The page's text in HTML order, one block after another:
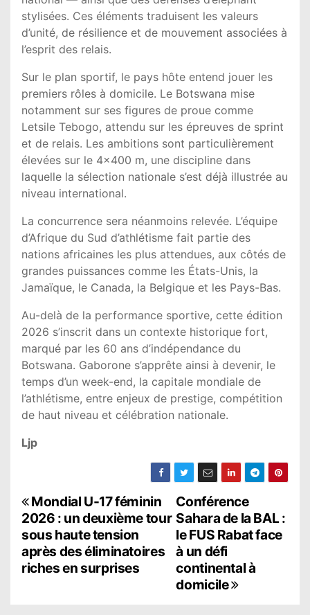
stylisées. Ces éléments traduisent les valeurs
d’unité, de résilience et de mouvement associées à
l’esprit des relais.
Sur le plan sportif, le pays hôte entend jouer les
premiers rôles à domicile. Le Botswana mise
notamment sur ses figures de proue comme
Letsile Tebogo, attendu sur les épreuves de sprint
et de relais. Les ambitions sont particulièrement
élevées sur le 4×400 m, une discipline dans
laquelle la sélection nationale s’est déjà illustrée au
niveau international.
La concurrence sera néanmoins relevée. L’équipe
d’Afrique du Sud d’athlétisme fait partie des
nations africaines les plus attendues, aux côtés de
grandes puissances comme les États-Unis, la
Jamaïque, le Canada, la Belgique et les Pays-Bas.
Au-delà de la performance sportive, cette édition
2026 s’inscrit dans un contexte historique fort,
marqué par les 60 ans d’indépendance du
Botswana. Gaborone s’apprête ainsi à devenir, le
temps d’un week-end, la capitale mondiale de
l’athlétisme, entre enjeux de prestige, compétition
de haut niveau et célébration nationale.
Ljp
N
a
v
Conférence
Sahara de la BAL :
le FUS Rabat face
à un défi
continental à
domicile
Mondial U-17 féminin
2026 : un deuxième tour
sous haute tension
après des éliminatoires
riches en surprises